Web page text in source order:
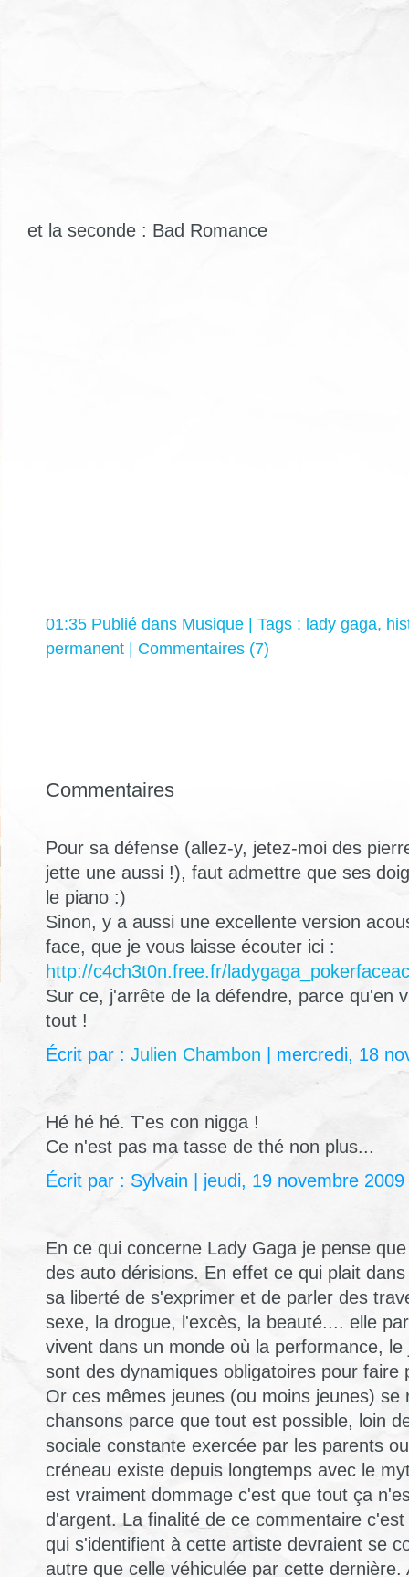
et la seconde : Bad Romance
01:35 Publié dans Musique | Tags : lady gaga,
permanent | Commentaires (7)
Commentaires
Pour sa défense (allez-y, jetez-moi des
jette une aussi !), faut admettre que ses
le piano :)
Sinon, y a aussi une excellente version
face, que je vous laisse écouter ici :
http://c4ch3t0n.free.fr/
Sur ce, j'arrête de la défendre, parce qu'en
tout !
Écrit par : Julien Chambon | mercredi, 18
Hé hé hé. T'es con nigga !
Ce n'est pas ma tasse de thé non plus...
Écrit par : Sylvain | jeudi, 19 novembre 2009
En ce qui concerne Lady Gaga je pense
des auto dérisions. En effet ce qui plait
sa liberté de s'exprimer et de parler des
sexe, la drogue, l'excès, la beauté.... elle
vivent dans un monde où la performance,
sont des dynamiques obligatoires pour faire
Or ces mêmes jeunes (ou moins jeunes) se
chansons parce que tout est possible, loin
sociale constante exercée par les parents
créneau existe depuis longtemps avec le
est vraiment dommage c'est que tout ça
d'argent. La finalité de ce commentaire
qui s'identifient à cette artiste devraient se
autre que celle véhiculée par cette dernière.